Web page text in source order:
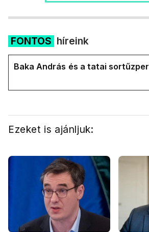
FONTOS híreink
Baka András és a tatai sortűzper
Ezeket is ajánljuk: